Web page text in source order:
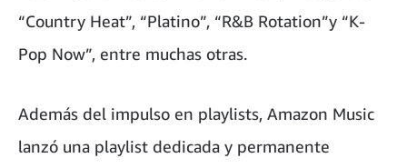
“Country Heat”, “Platino”, “R&B Rotation”y “K-
Pop Now”, entre muchas otras.
Además del impulso en playlists, Amazon Music
lanzó una playlist dedicada y permanente